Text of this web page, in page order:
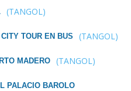
(TANGOL)
TOUR EN BUS (TANGOL)
MADERO (TANGOL)
PALACIO BAROLO